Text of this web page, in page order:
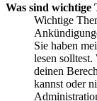
Was sind wichtige
Wichtige
Sie haben
lesen
deinen
kannst oder